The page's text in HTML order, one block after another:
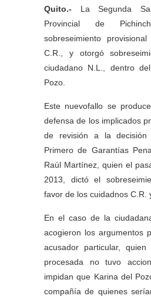
Quito.- La Segunda
Provincial de
sobreseimiento
C.R., y otorgó
ciudadano N.L., dentro
Pozo.
Este nuevofallo se
defensa de los implicados
de revisión a la decisión
Primero de Garantías
Raúl Martínez, quien el
2013, dictó el
favor de los cuidadnos C.R. y
En el caso de la
acogieron los argumentos
acusador particular,
procesada no tuvo
impidan que Karina del
compañía de quienes